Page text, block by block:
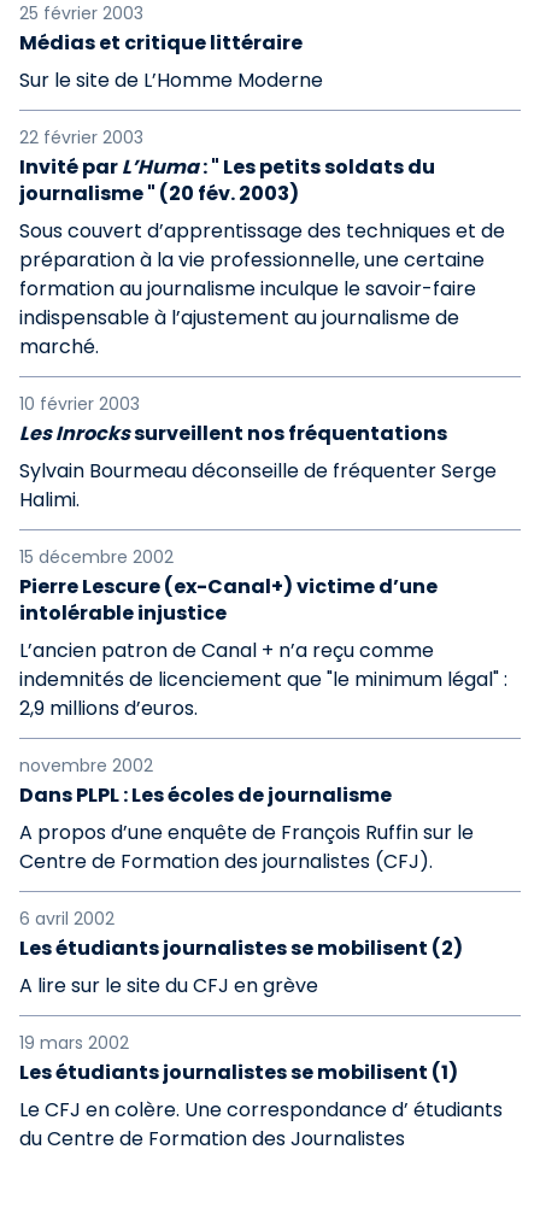
25 février 2003
Médias et critique littéraire
Sur le site de L’Homme Moderne
22 février 2003
Invité parL’Huma: " Les petits soldats du
journalisme " (20 fév. 2003)
Sous couvert d’apprentissage des techniques et de
préparation à la vie professionnelle, une certaine
formation au journalisme inculque le savoir-faire
indispensable à l’ajustement au journalisme de
marché.
10 février 2003
Les Inrockssurveillent nos fréquentations
Sylvain Bourmeau déconseille de fréquenter Serge
Halimi.
15 décembre 2002
Pierre Lescure (ex-Canal+) victime d’une
intolérable injustice
L’ancien patron de Canal + n’a reçu comme
indemnités de licenciement que "le minimum légal" :
2,9 millions d’euros.
novembre 2002
Dans PLPL : Les écoles de journalisme
A propos d’une enquête de François Ruffin sur le
Centre de Formation des journalistes (CFJ).
6 avril 2002
Les étudiants journalistes se mobilisent (2)
A lire sur le site du CFJ en grève
19 mars 2002
Les étudiants journalistes se mobilisent (1)
Le CFJ en colère. Une correspondance d’ étudiants
du Centre de Formation des Journalistes